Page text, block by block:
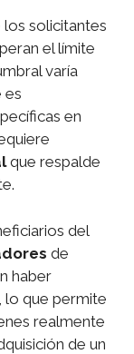
los solicitantes
el límite
varía
es
en
que respalde
del
de
haber
lo que permite
realmente
de un